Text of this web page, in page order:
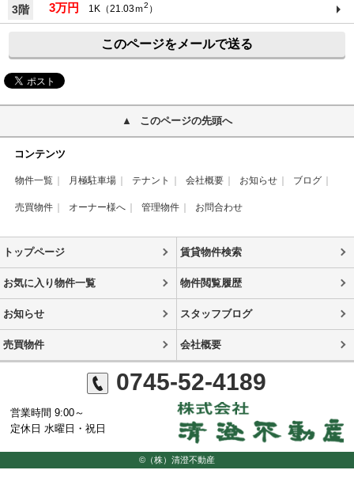
3階 3万円 1K（21.03ｍ2 ）
このページをメールで送る
このページの先頭へ
コンテンツ
物件一覧 月極駐車場 テナント 会社概要 お知らせ ブログ
売買物件 オーナー様へ 管理物件 お問合わせ
トップページ 賃貸物件検索
お気に入り物件一覧 物件閲覧履歴
お知らせ スタッフブログ
売買物件 会社概要
0745-52-4189
営業時間 9:00～
定休日 水曜日・祝日
©（株）清澄不動産